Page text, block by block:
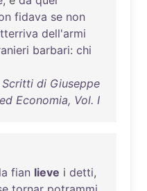
fidava se non
dell'armi
barbari: chi
di Giuseppe
Economia, Vol. I
fian lieve i detti,